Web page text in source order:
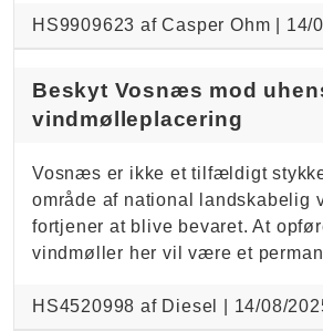
HS9909623 af Casper Ohm | 14/
Beskyt Vosnæs mod
vindmølleplacering
Vosnæs er ikke et tilfældigt
område af national landskabelig
fortjener at blive bevaret. At
vindmøller her vil være et
HS4520998 af Diesel | 14/08/